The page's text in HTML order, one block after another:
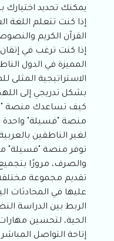
يمكنك تحديد اختيارك
إذا كنت تتعلم اللغة
القرآن الكريم
إذا كنت ترغب في
المميزة في الدول
الاستراتيجية المثلى
بشكل تدريجي إلى
كيف تساعدك منصة
منصة "فسيلة" واحدة
لغير الناطقين بالعربية، خلال 3 أشهر فقط،
توفر منصة "فسيلة"
والصرف، مرورًا
تقديم مجموعة
عليها في المحادثات
الربط بين الدراسة
الحية، لتحسين
إتاحة التواصل